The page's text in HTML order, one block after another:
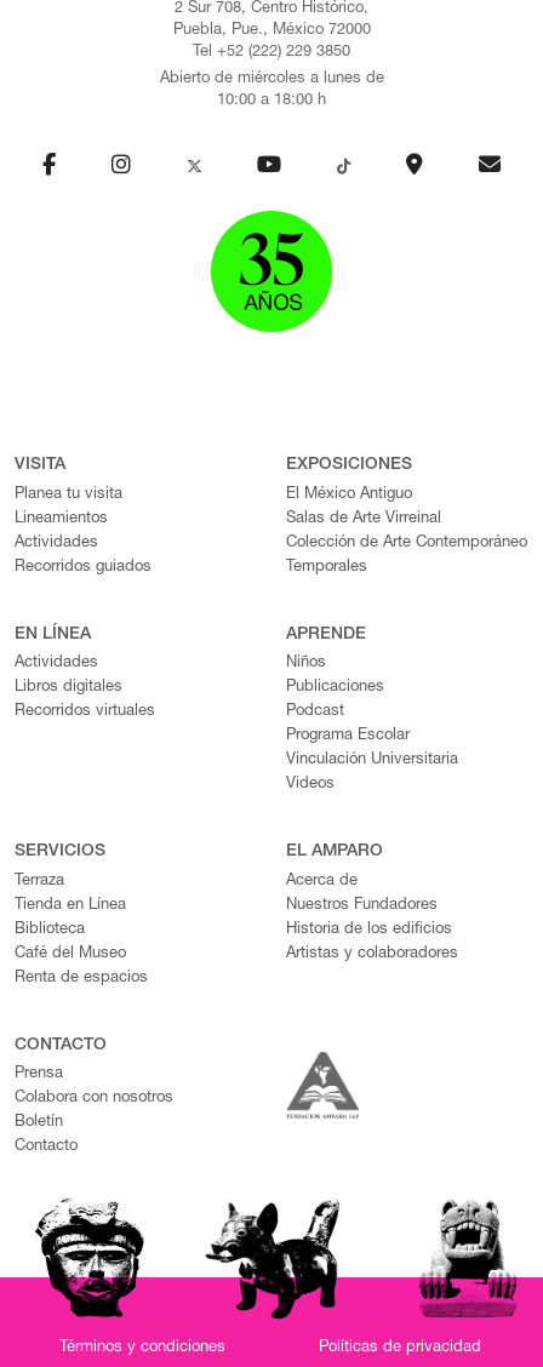
2 Sur 708, Centro Histórico,
Puebla, Pue., México 72000
Tel +52 (222) 229 3850
Abierto de miércoles a lunes de
10:00 a 18:00 h
VISITA
Planea tu visita
Lineamientos
Actividades
Recorridos guiados
EXPOSICIONES
El México Antiguo
Salas de Arte Virreinal
Colección de Arte Contemporáneo
Temporales
EN LÍNEA
Actividades
Libros digitales
Recorridos virtuales
APRENDE
Niños
Publicaciones
Podcast
Programa Escolar
Vinculación Universitaria
Videos
SERVICIOS
Terraza
Tienda en Línea
Biblioteca
Café del Museo
Renta de espacios
EL AMPARO
Acerca de
Nuestros Fundadores
Historia de los edificios
Artistas y colaboradores
CONTACTO
Prensa
Colabora con nosotros
Boletín
Contacto
Términos y condiciones Políticas de privacidad